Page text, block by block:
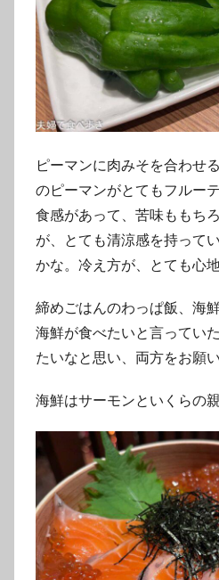
ピーマンに肉みそを合わせ
のピーマンがとてもフルー
食感があって、苦味ももち
が、とても清涼感を持って
かな。冷え方が、とても心地
締めごはんのわっぱ飯、海
海鮮が食べたいと言ってい
たいなと思い、両方をお願
海鮮はサーモンといくらの親